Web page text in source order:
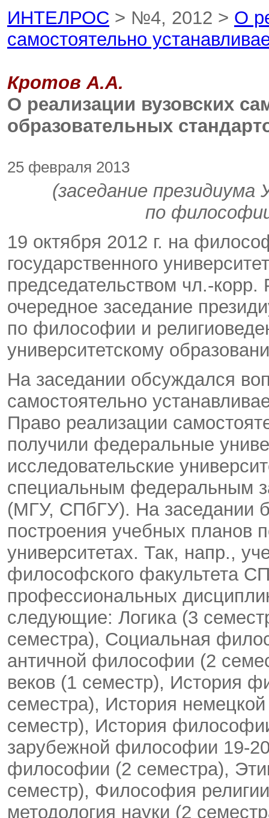
ИНТЕЛРОС > №4, 2012 > О
самостоятельно
Кротов А.А.
О реализации вузовских
образовательных
25 февраля 2013
(заседание
по
19 октября 2012 г. на
государственного
председательством чл.-
очередное заседание
по философии и
университетскому
На заседании обсуждался
самостоятельно
Право реализации
получили федеральные
исследовательские
специальным федеральным
(МГУ, СПбГУ). На заседании
построения учебных планов
университетах. Так, напр.,
философского факультета
профессиональных
следующие: Логика (3
семестра), Социальная
античной философии (2
веков (1 семестр), История
семестра), История
семестр), История
зарубежной философии 19-
философии (2 семестра),
семестр), Философия
методология науки (2